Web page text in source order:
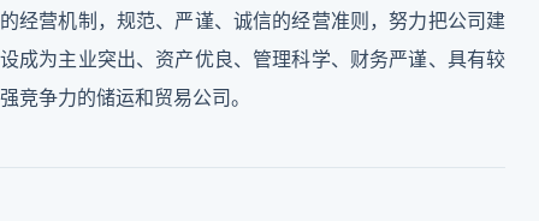
的经营机制，规范、严谨、诚信的经营准则，努力把公司建
设成为主业突出、资产优良、管理科学、财务严谨、具有较
强竞争力的储运和贸易公司。